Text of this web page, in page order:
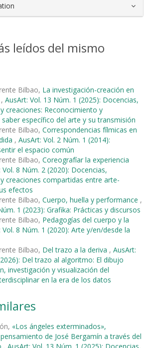
leídos del mismo
Bilbao, La investigación-creación en
, AusArt: Vol. 13 Núm. 1 (2025): Docencias,
creaciones: Reconocimiento y
específico del arte y su transmisión
Bilbao, Correspondencias fílmicas en
, AusArt: Vol. 2 Núm. 1 (2014):
el espacio común
Bilbao, Coreografíar la experiencia
Vol. 8 Núm. 2 (2020): Docencias,
creaciones compartidas entre arte-
efectos
Bilbao, Cuerpo, huella y performance ,
1 (2023): Grafika: Prácticas y discursos
Bilbao, Pedagogías del cuerpo y la
Vol. 8 Núm. 1 (2020): Arte y/en/desde la
Bilbao, Del trazo a la deriva , AusArt:
Del trazo al algoritmo: El dibujo
investigación y visualización del
en la era de los datos
«Los ángeles exterminados»,
de José Bergamín a través del